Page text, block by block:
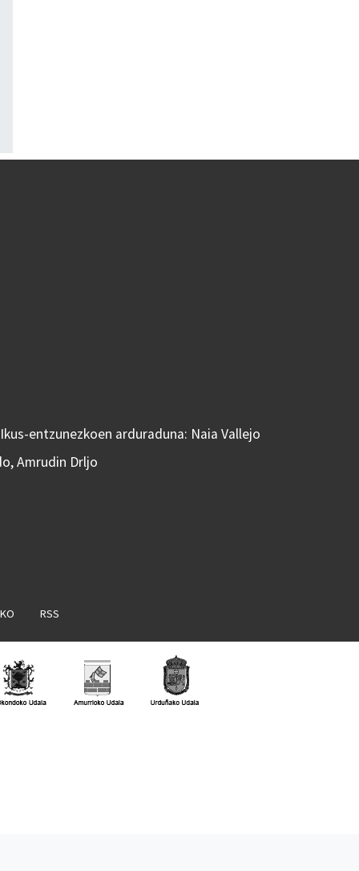
entzunezkoen arduraduna: Naia Vallejo
Amrudin Drljo
RSS